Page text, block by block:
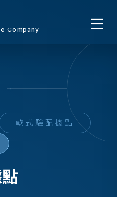
Company
軟式驗配據點